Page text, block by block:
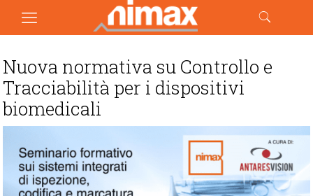
Nuova normativa su Controllo e
Tracciabilità per i dispositivi
biomedicali